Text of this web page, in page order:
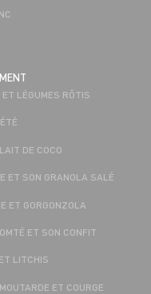
LÉGUMES RÔTIS
DE COCO
ET SON GRANOLA SALÉ
ET GORGONZOLA
ET SON CONFIT
LITCHIS
ET COURGE